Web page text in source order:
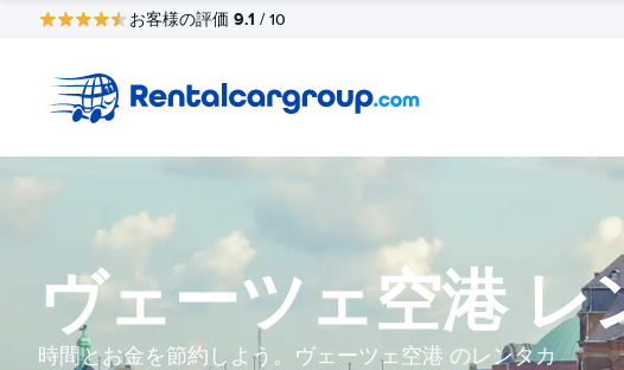
お客様の評価 9.1 / 10
ヴェーツェ空港 レ
時間とお金を節約しよう。ヴェーツェ空港 のレンタカ